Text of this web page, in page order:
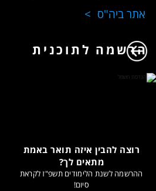
אתר ביה"ס
הרשמה לתוכנית
רוצה להבין איזה תואר באמת
מתאים לך?
ההרשמה לשנת הלימודים תשפ"ז לקראת
סיום!